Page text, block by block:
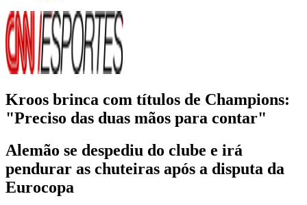
Kroos brinca com títulos de Champions:
"Preciso das duas mãos para contar"
Alemão se despediu do clube e irá
pendurar as chuteiras após a disputa da
Eurocopa